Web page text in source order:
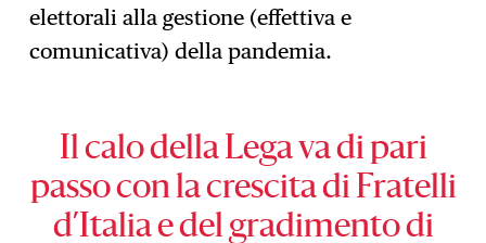
elettorali alla gestione (effettiva e
comunicativa) della pandemia.
Il calo della Lega va di pari
passo con la crescita di Fratelli
d’Italia e del gradimento di